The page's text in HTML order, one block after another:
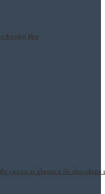
boabe,1kg
cacao si glazura de ciocolata